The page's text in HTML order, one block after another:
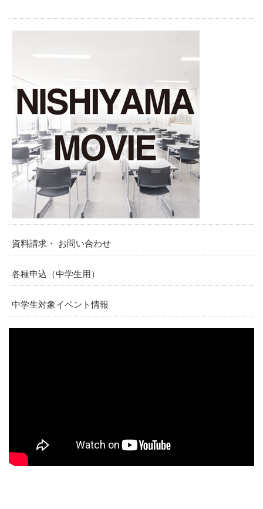
資料請求・ お問い合わせ
各種申込（中学生用）
中学生対象イベント情報